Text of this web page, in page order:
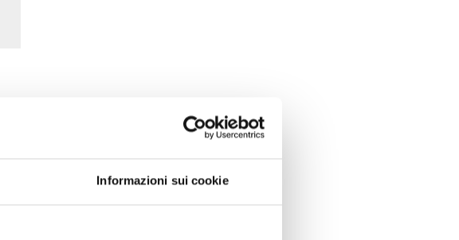
Informazioni sui cookie